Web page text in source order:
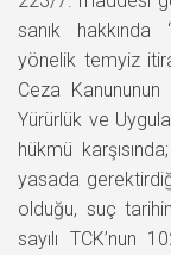
sanık hakkında
yönelik temyiz
Ceza
Yürürlük ve
hükmü
yasada
olduğu, suç
sayılı TCK’nun